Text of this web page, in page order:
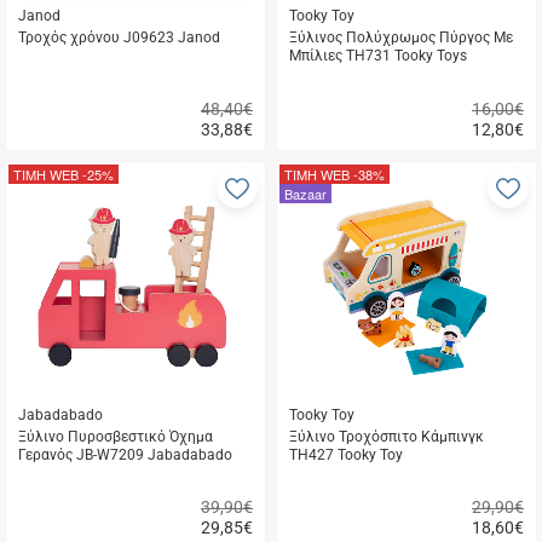
Janod
Τροχός χρόνου J09623 Janod
33,88€
48,40€
αγορά
Tooky Toy
Ξύλινος Πολύχρωμος Πύργος Με
Μπίλιες TH731 Tooky Toys
12,80€
16,00€
αγορά
Jabadabado
Ξύλινο Πυροσβεστικό Όχημα
Γερανός JB-W7209 Jabadabado
29,85€
39,90€
ΤΙΜΗ WEB-25%
Προσθήκη
στα
αγαπημένα
Tooky Toy
Ξύλινο Τροχόσπιτο Κάμπινγκ
TH427 Tooky Toy
18,60€
29,90€
ΤΙΜΗ WEB-38%
Bazaar